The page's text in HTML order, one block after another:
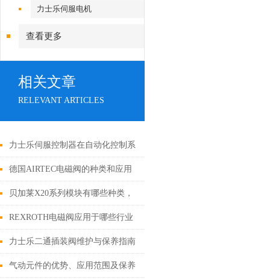
力士乐伺服电机
查看更多
相关文章
RELEVANT ARTICLES
力士乐伺服控制器在自动化控制系
统的作用
德国AIRTEC电磁阀的种类和应用
行业
贝加莱X20系列模块有哪些种类，
分别有什么作用
REXROTH电磁阀应用于哪些行业
和案例说明
力士乐二通插装阀维护与保养指南
气动元件的优势、应用范围及保养